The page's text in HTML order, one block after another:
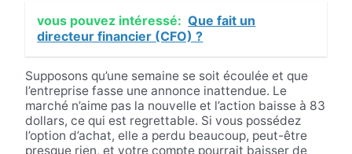
vous pouvez intéressé: Que fait un
directeur financier (CFO) ?
Supposons qu’une semaine se soit écoulée et que
l’entreprise fasse une annonce inattendue. Le
marché n’aime pas la nouvelle et l’action baisse à 83
dollars, ce qui est regrettable. Si vous possédez
l’option d’achat, elle a perdu beaucoup, peut-être
presque rien, et votre compte pourrait baisser de